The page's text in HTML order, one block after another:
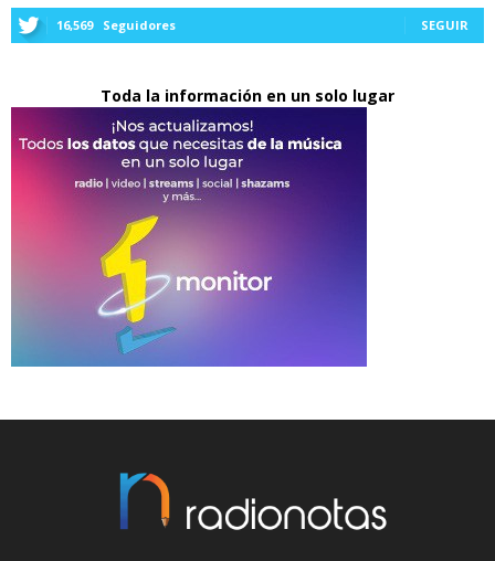
16,569 Seguidores SEGUIR
Toda la información en un solo lugar